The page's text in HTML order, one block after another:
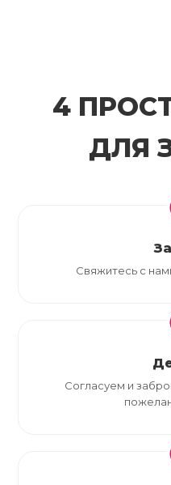
4
ДЛЯ
Свяжитесь с
Согласуем и